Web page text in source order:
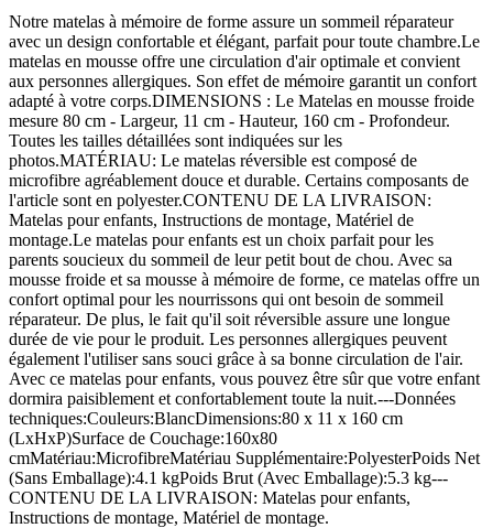
Notre matelas à mémoire de forme assure un sommeil réparateur
avec un design confortable et élégant, parfait pour toute chambre.Le
matelas en mousse offre une circulation d'air optimale et convient
aux personnes allergiques. Son effet de mémoire garantit un confort
adapté à votre corps.DIMENSIONS : Le Matelas en mousse froide
mesure 80 cm - Largeur, 11 cm - Hauteur, 160 cm - Profondeur.
Toutes les tailles détaillées sont indiquées sur les
photos.MATÉRIAU: Le matelas réversible est composé de
microfibre agréablement douce et durable. Certains composants de
l'article sont en polyester.CONTENU DE LA LIVRAISON:
Matelas pour enfants, Instructions de montage, Matériel de
montage.Le matelas pour enfants est un choix parfait pour les
parents soucieux du sommeil de leur petit bout de chou. Avec sa
mousse froide et sa mousse à mémoire de forme, ce matelas offre un
confort optimal pour les nourrissons qui ont besoin de sommeil
réparateur. De plus, le fait qu'il soit réversible assure une longue
durée de vie pour le produit. Les personnes allergiques peuvent
également l'utiliser sans souci grâce à sa bonne circulation de l'air.
Avec ce matelas pour enfants, vous pouvez être sûr que votre enfant
dormira paisiblement et confortablement toute la nuit.---Données
techniques:Couleurs:BlancDimensions:80 x 11 x 160 cm
(LxHxP)Surface de Couchage:160x80
cmMatériau:MicrofibreMatériau Supplémentaire:PolyesterPoids Net
(Sans Emballage):4.1 kgPoids Brut (Avec Emballage):5.3 kg---
CONTENU DE LA LIVRAISON: Matelas pour enfants,
Instructions de montage, Matériel de montage.